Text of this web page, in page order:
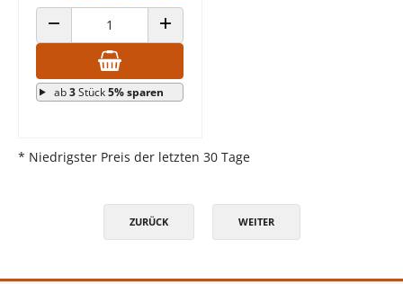
ANZAHL VERRINGERN ANZAHL ERHÖHEN
ab3Stück5% sparen
* Niedrigster Preis der letzten 30 Tage
ZURÜCK WEITER